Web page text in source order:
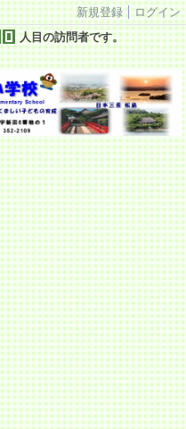
新規登録
ログイン
人目の訪問者です。